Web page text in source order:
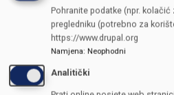
KONTAKTI
Pohranite podatke (npr.
pregledniku (potrebno za
https://www.drupal.org
Namjena: Neophodni
Analitički